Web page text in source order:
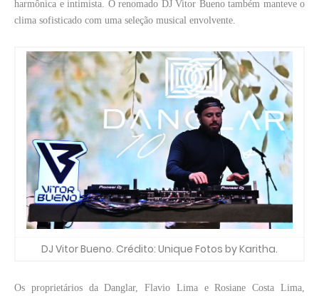
harmônica e intimista. O renomado DJ Vitor Bueno também manteve o
clima sofisticado com uma seleção musical envolvente.
DJ Vitor Bueno. Crédito: Unique Fotos by Karitha.
Os proprietários da Danglar, Flavio Lima e Rosiane Costa Lima,